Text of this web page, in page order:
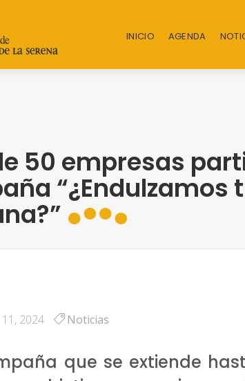
INICIO AGENDA
50 empresas
“¿Endulzamos
2024 Noticias
que se extiende